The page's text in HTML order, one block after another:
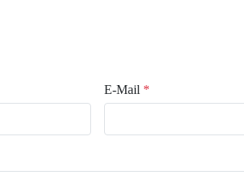
E-Mail *